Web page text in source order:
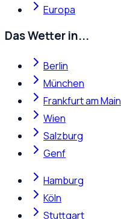
Europa
Das Wetter in...
Berlin
München
Frankfurt am Main
Wien
Salzburg
Genf
Hamburg
Köln
Stuttgart